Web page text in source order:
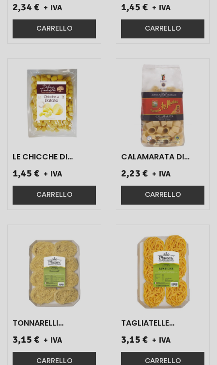
PZ}
2,34 € + IVA
CARRELLO
1,45 € + IVA
CARRELLO
LE CHICCHE DI
1,45 € + IVA
CARRELLO
CALAMARATA DI
ART.BO124 500 GR 1
PZ}
2,23 € + IVA
CARRELLO
TONNARELLI
500 GR 1 PZ}
3,15 € + IVA
CARRELLO
TAGLIATELLE
ART.01.76 500 GR 1
PZ}
3,15 € + IVA
CARRELLO